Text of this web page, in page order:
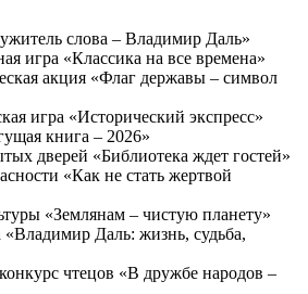
слова – Владимир Даль»
игра «Классика на все времена»
акция «Флаг державы – символ
игра «Исторический экспресс»
книга – 2026»
дверей «Библиотека ждет гостей»
«Как не стать жертвой
«Землянам – чистую планету»
Даль: жизнь, судьба,
чтецов «В дружбе народов –